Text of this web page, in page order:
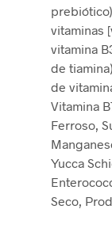
vitaminas
vitamina
de
de
Vitamina
Ferroso,
Yucca
Seco,